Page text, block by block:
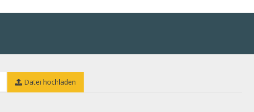
Datei hochladen